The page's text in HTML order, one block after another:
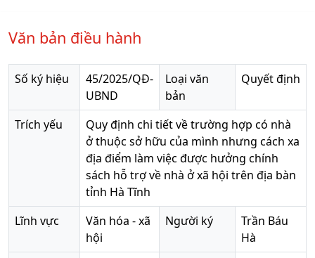
Văn bản điều hành
Số ký hiệu
45/2025/QĐ-
UBND
Loại văn
bản
Quyết định
Trích yếu
Quy định chi tiết về trường hợp có nhà
ở thuộc sở hữu của mình nhưng cách xa
địa điểm làm việc được hưởng chính
sách hỗ trợ về nhà ở xã hội trên địa bàn
tỉnh Hà Tĩnh
Lĩnh vực
Văn hóa - xã
hội
Người ký
Trần Báu
Hà